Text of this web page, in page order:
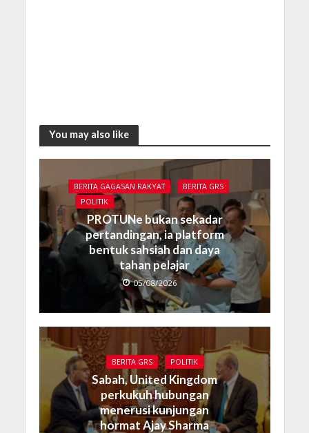
You may also like
BERITA GAGASAN RAKYAT
BERITA GRS
POLITIK
PROTUNe bukan sekadar
pertandingan, ia platform
bentuk sahsiah dan daya
tahan pelajar
05/08/2026
BERITA GRS POLITIK
Sabah, United Kingdom
perkukuh hubungan
menerusi kunjungan
hormat Ajay Sharma